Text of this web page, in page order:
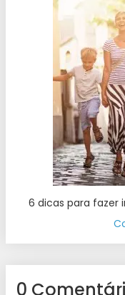
6 dicas para fazer
0